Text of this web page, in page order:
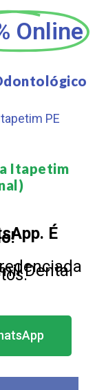
Online
PE
Itapetim
É
Dental